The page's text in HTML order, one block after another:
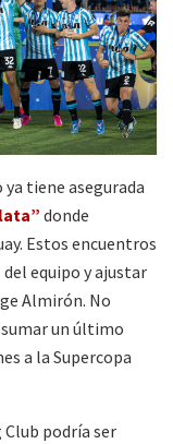
tiene asegurada
donde
Estos encuentros
equipo y ajustar
Almirón. No
un último
a la Supercopa
Club podría ser